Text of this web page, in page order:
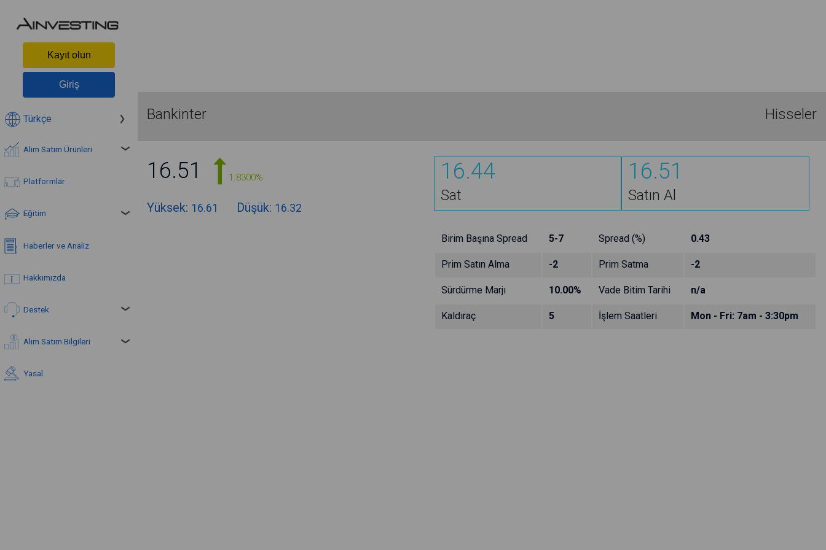
Kayıt olun
Giriş
Türkçe
Alım Satım Ürünleri
Platformlar
Eğitim
Haberler ve Analiz
Hakkımızda
Destek
Alım Satım Bilgileri
Yasal
Bankinter Hisseler
16.51 1.8300%
Yüksek: 16.61 Düşük: 16.32
16.44
Sat
16.51
Satın Al
Birim Başına Spread 5-7 Spread (%) 0.43
Prim Satın Alma -2 Prim Satma -2
Sürdürme Marjı 10.00% Vade Bitim Tarihi n/a
Kaldıraç 5 İşlem Saatleri Mon - Fri: 7am - 3:30pm